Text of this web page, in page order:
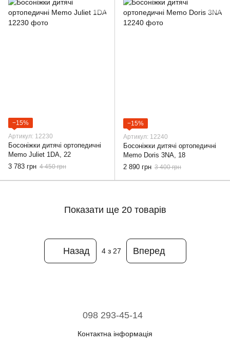
−15%
Артикул: 12230
Босоніжки дитячі ортопедичні
Memo Juliet 1DA, 22
3 783 грн 4 450 грн
−15%
Артикул: 12240
Босоніжки дитячі ортопедичні
Memo Doris 3NA, 18
2 890 грн 3 400 грн
Показати ще 20 товарів
Назад 4з 27 Вперед
098 293-45-14
Контактна інформація